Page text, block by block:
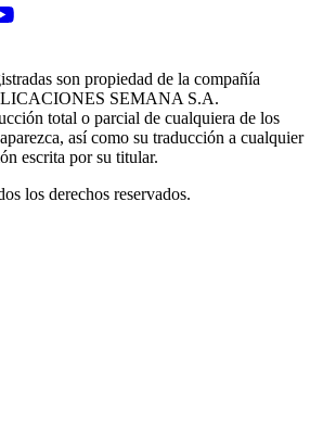
window
son propiedad de la compañía
SEMANA S.A.
total o parcial de cualquiera de los
así como su traducción a cualquier
escrita por su titular.
los derechos reservados.